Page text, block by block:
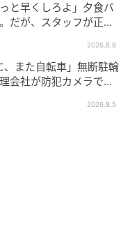
と早くしろよ」夕食バ
だが、スタッフが正論
2026.8.6
、また自転車」無断駐輪
会社が防犯カメラで特
2026.8.5